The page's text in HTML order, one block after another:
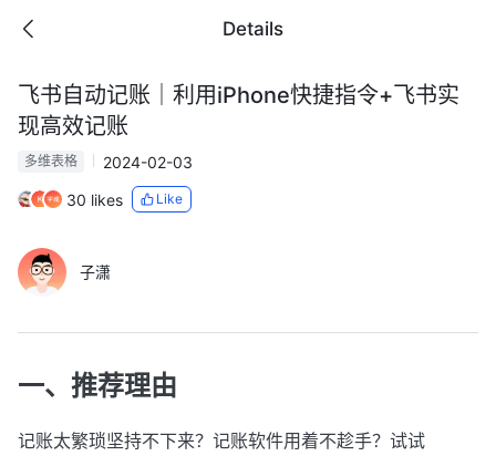
Details
飞书自动记账｜利用iPhone快捷指令+飞书实
现高效记账
多维表格
2024-02-03
30 likes
Like
子潇
一、推荐理由
记账太繁琐坚持不下来？记账软件用着不趁手？试试